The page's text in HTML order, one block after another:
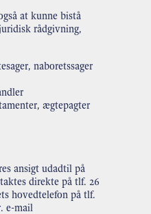
at kunne bistå
rådgivning,
naboretssager
ægtepagter
ansigt udadtil på
direkte på tlf. 26
hovedtelefon på tlf.
e-mail